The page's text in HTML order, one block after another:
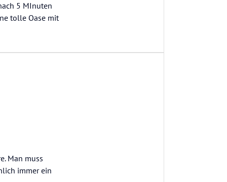
5 MInuten
tolle Oase mit
Man muss
immer ein